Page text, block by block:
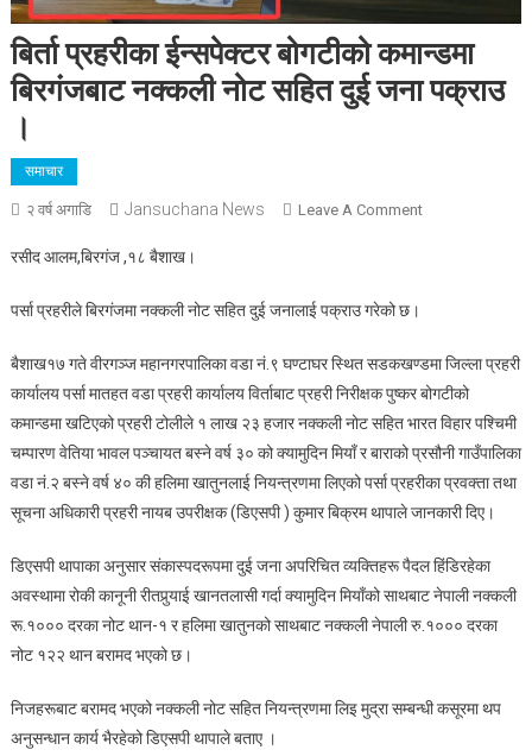
बिर्ता प्रहरीका ईन्सपेक्टर बोगटीको कमान्डमा
बिरगंजबाट नक्कली नोट सहित दुई जना पक्राउ
।
समाचार
२ वर्ष अगाडि Jansuchana News Leave A CommentOn
बिरगंजबाट
नक्कली
नोट
सहित
दुई
जना
।
रसीद आलम,बिरगंज ,१८ बैशाख।
पर्सा प्रहरीले बिरगंजमा नक्कली नोट सहित दुई जनालाई पक्राउ गरेको छ।
बैशाख१७ गते वीरगञ्ज महानगरपालिका वडा नं.९ घण्टाघर स्थित सडकखण्डमा जिल्ला प्रहरी
कार्यालय पर्सा मातहत वडा प्रहरी कार्यालय विर्ताबाट प्रहरी निरीक्षक पुष्कर बोगटीको
कमान्डमा खटिएको प्रहरी टोलीले १ लाख २३ हजार नक्कली नोट सहित भारत विहार पश्चिमी
चम्पारण वेतिया भावल पञ्चायत बस्ने वर्ष ३० को क्यामुदिन मियाँ र बाराको प्रसौनी गाउँपालिका
वडा नं.२ बस्ने वर्ष ४० की हलिमा खातुनलाई नियन्त्रणमा लिएको पर्सा प्रहरीका प्रवक्ता तथा
सूचना अधिकारी प्रहरी नायब उपरीक्षक (डिएसपी ) कुमार बिक्रम थापाले जानकारी दिए।
डिएसपी थापाका अनुसार संकास्पदरूपमा दुई जना अपरिचित व्यक्तिहरू पैदल हिंडिरहेका
अवस्थामा रोकी कानूनी रीतपुर्‍याई खानतलासी गर्दा क्यामुदिन मियाँको साथबाट नेपाली नक्कली
रू.१००० दरका नोट थान-१ र हलिमा खातुनको साथबाट नक्कली नेपाली रु.१००० दरका
नोट १२२ थान बरामद भएको छ।
निजहरूबाट बरामद भएको नक्कली नोट सहित नियन्त्रणमा लिइ मुद्रा सम्बन्धी कसूरमा थप
अनुसन्धान कार्य भैरहेको डिएसपी थापाले बताए ।